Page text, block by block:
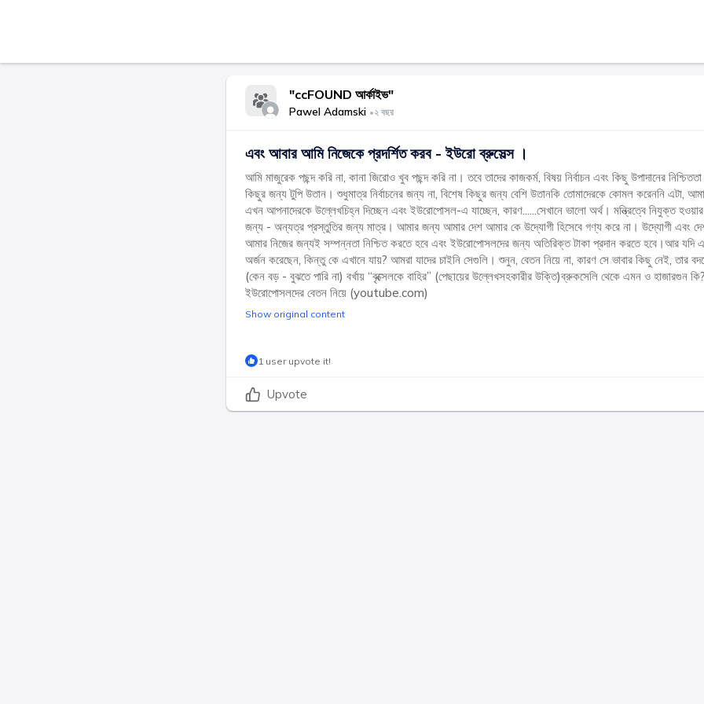
"ccFOUND আর্কাইভ"
Pawel Adamski •২ বছর
এবং আবার আমি নিজেকে প্রদর্শিত করব - ইউরো ব্রুসেল্স ।
আমি মাজুরেক পছন্দ করি না, কানা জিরোও খুব পছন্দ করি না। তবে তাদের কাজকর্ম, বিষয় নির্বাচন এবং কিছু উপাদানের
কিছুর জন্য টুপি উতান। শুধুমাত্র নির্বাচনের জন্য না, বিশেষ কিছুর জন্য বেশি উতানকি তোমাদেরকে কোমল করেননি এটা,
এখন আপনাদেরকে উল্লেখচিহ্ন দিচ্ছেন এবং ইউরোপোসল-এ যাচ্ছেন, কারণ......সেখানে ভালো অর্থ। মন্ত্রিত্বে নিযুক্ত
জন্য - অন্যত্র প্রস্তুতির জন্য মাত্র। আমার জন্য আমার দেশ আমার কে উদ্যোগী হিসেবে গণ্য করে না। উদ্যোগী এবং
আমার নিজের জন্যই সম্পন্নতা নিশ্চিত করতে হবে এবং ইউরোপোসলদের জন্য অতিরিক্ত টাকা প্রদান করতে হবে।আর যদি
অর্জন করেছেন, কিন্তু কে এখানে যায়? আমরা যাদের চাইনি সেগুলি। শুনুন, বেতন নিয়ে না, কারণ সে ভাবার কিছু নেই, তার
(কেন বড় - বুঝতে পারি না) বর্খায় “বৃক্সেলকে বাহির” (পেছায়ের উল্লেখসহকারীর উক্তি)ব্রুকসেলি থেকে এমন ও হাজারগুন কি?
ইউরোপোসলদের বেতন নিয়ে (youtube.com)
Show original content
1 user upvote it!
Upvote